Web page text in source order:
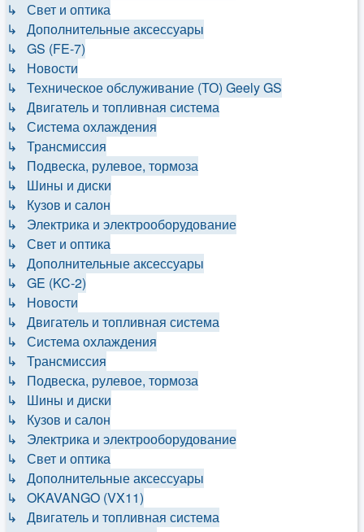
↳ Свет и оптика
↳ Дополнительные аксессуары
↳ GS (FE-7)
↳ Новости
↳ Техническое обслуживание (ТО) Geely GS
↳ Двигатель и топливная система
↳ Система охлаждения
↳ Трансмиссия
↳ Подвеска, рулевое, тормоза
↳ Шины и диски
↳ Кузов и салон
↳ Электрика и электрооборудование
↳ Свет и оптика
↳ Дополнительные аксессуары
↳ GE (KC-2)
↳ Новости
↳ Двигатель и топливная система
↳ Система охлаждения
↳ Трансмиссия
↳ Подвеска, рулевое, тормоза
↳ Шины и диски
↳ Кузов и салон
↳ Электрика и электрооборудование
↳ Свет и оптика
↳ Дополнительные аксессуары
↳ OKAVANGO (VX11)
↳ Двигатель и топливная система